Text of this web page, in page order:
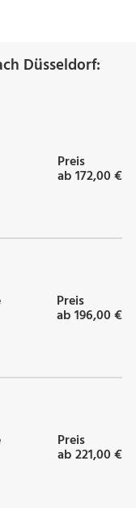
Düsseldorf:
Preis
ab 172,00 €
Preis
ab 196,00 €
Preis
ab 221,00 €